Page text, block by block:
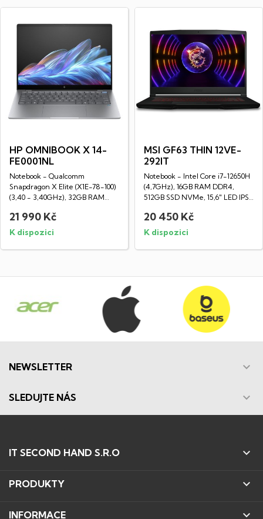
HP OMNIBOOK X 14-
FE0001NL
Notebook - Qualcomm
Snapdragon X Elite (X1E-78-100)
(3,40 - 3,40GHz), 32GB RAM
21 990 Kč
K dispozici
MSI GF63 THIN 12VE-
292IT
Notebook - Intel Core i7-12650H
(4,7GHz), 16GB RAM DDR4,
512GB SSD NVMe, 15,6" LED IPS
20 450 Kč
K dispozici
NEWSLETTER 
SLEDUJTE NÁS 
IT SECOND HAND S.R.O 
PRODUKTY 
INFORMACE 